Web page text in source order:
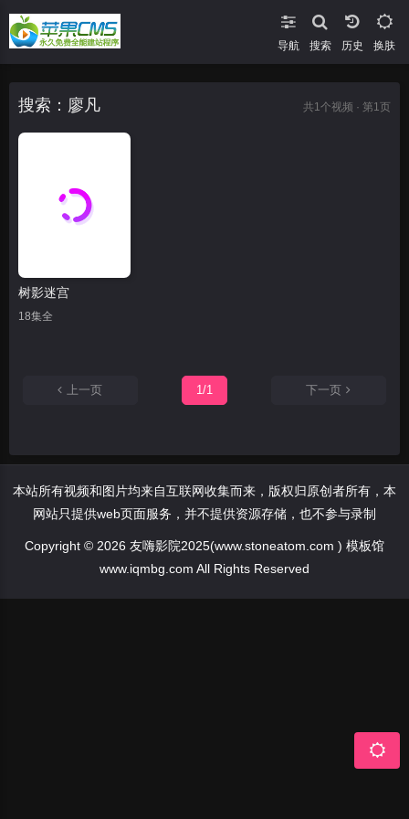
导航 搜索 换肤
搜索：廖凡 共1 个视频 · 第1页
树影迷宫
18集全
上一页 1/1 下一页
本站所有视频和图片均来自互联网收集而来，版权归原创者所有，本
网站只提供web页面服务，并不提供资源存储，也不参与录制
Copyright © 2026 友嗨影院2025(www.stoneatom.com ) 模板馆
www.iqmbg.com All Rights Reserved